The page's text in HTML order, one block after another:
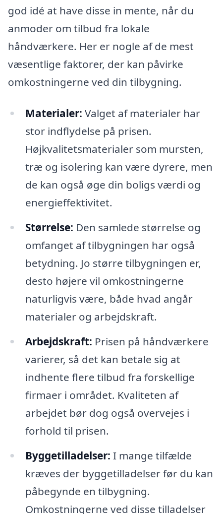
god idé at have disse in mente, når du
anmoder om tilbud fra lokale
håndværkere. Her er nogle af de mest
væsentlige faktorer, der kan påvirke
omkostningerne ved din tilbygning.
Materialer: Valget af materialer har
stor indflydelse på prisen.
Højkvalitetsmaterialer som mursten,
træ og isolering kan være dyrere, men
de kan også øge din boligs værdi og
energieffektivitet.
Størrelse: Den samlede størrelse og
omfanget af tilbygningen har også
betydning. Jo større tilbygningen er,
desto højere vil omkostningerne
naturligvis være, både hvad angår
materialer og arbejdskraft.
Arbejdskraft: Prisen på håndværkere
varierer, så det kan betale sig at
indhente flere tilbud fra forskellige
firmaer i området. Kvaliteten af
arbejdet bør dog også overvejes i
forhold til prisen.
Byggetilladelser: I mange tilfælde
kræves der byggetilladelser før du kan
påbegynde en tilbygning.
Omkostningerne ved disse tilladelser